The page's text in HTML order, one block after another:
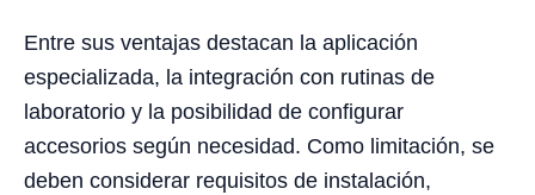
Entre sus ventajas destacan la aplicación
especializada, la integración con rutinas de
laboratorio y la posibilidad de configurar
accesorios según necesidad. Como limitación, se
deben considerar requisitos de instalación,